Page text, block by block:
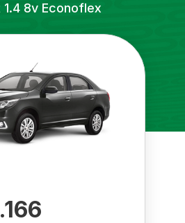
1.4 8v Econoflex